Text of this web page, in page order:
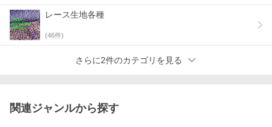
レース生地各種
(46件)
さらに2件のカテゴリを見る
関連ジャンルから探す